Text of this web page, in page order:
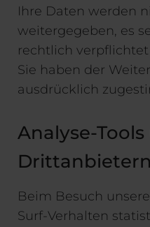
Ihre Daten werden
weitergegeben, es
rechtlich
Sie haben der
ausdrücklich
Analyse-
Drittanbietern
Beim Besuch
Surf-Verhalten